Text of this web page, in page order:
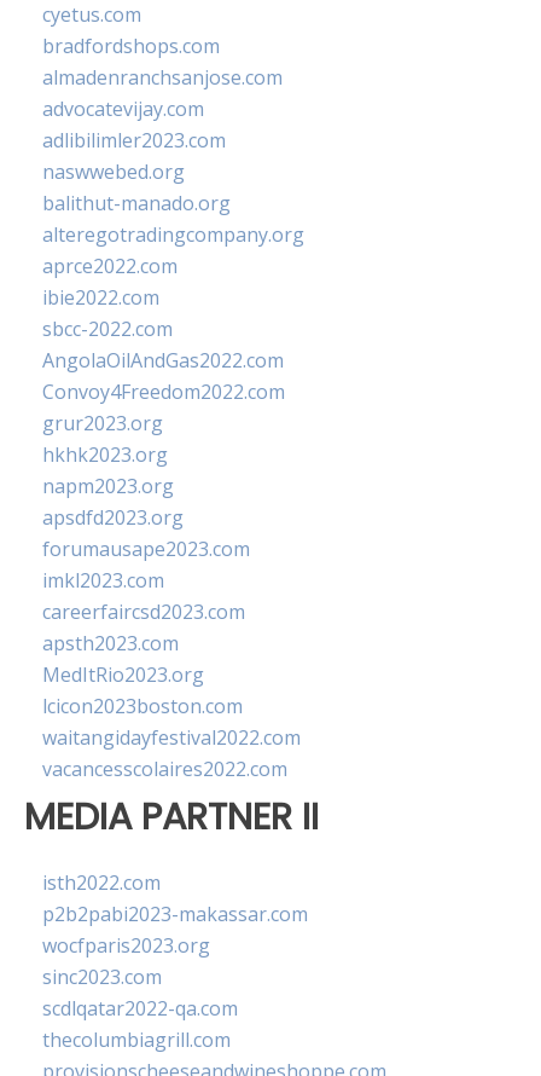
cyetus.com
bradfordshops.com
almadenranchsanjose.com
advocatevijay.com
adlibilimler2023.com
naswwebed.org
balithut-manado.org
alteregotradingcompany.org
aprce2022.com
ibie2022.com
sbcc-2022.com
AngolaOilAndGas2022.com
Convoy4Freedom2022.com
grur2023.org
hkhk2023.org
napm2023.org
apsdfd2023.org
forumausape2023.com
imkl2023.com
careerfaircsd2023.com
apsth2023.com
MedItRio2023.org
lcicon2023boston.com
waitangidayfestival2022.com
vacancesscolaires2022.com
MEDIA PARTNER II
isth2022.com
p2b2pabi2023-makassar.com
wocfparis2023.org
sinc2023.com
scdlqatar2022-qa.com
thecolumbiagrill.com